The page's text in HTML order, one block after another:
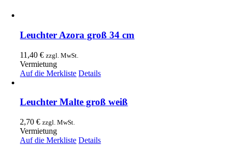
Leuchter Azora groß 34 cm
11,40€ zzgl. MwSt.
Vermietung
Auf die Merkliste Details
Leuchter Malte groß weiß
2,70€ zzgl. MwSt.
Vermietung
Auf die Merkliste Details